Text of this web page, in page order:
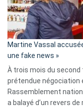
Martine Vassal
une fake news »
À trois mois du second
prétendue négociation
Rassemblement
a balayé d’un revers de